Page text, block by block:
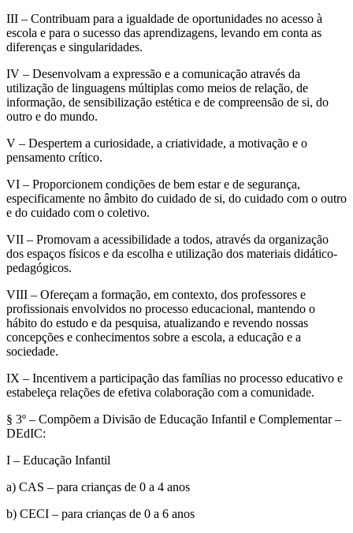
III – Contribuam para a igualdade de oportunidades no acesso à
escola e para o sucesso das aprendizagens, levando em conta as
diferenças e singularidades.
IV – Desenvolvam a expressão e a comunicação através da
utilização de linguagens múltiplas como meios de relação, de
informação, de sensibilização estética e de compreensão de si, do
outro e do mundo.
V – Despertem a curiosidade, a criatividade, a motivação e o
pensamento crítico.
VI – Proporcionem condições de bem estar e de segurança,
especificamente no âmbito do cuidado de si, do cuidado com o outro
e do cuidado com o coletivo.
VII – Promovam a acessibilidade a todos, através da organização
dos espaços físicos e da escolha e utilização dos materiais didático-
pedagógicos.
VIII – Ofereçam a formação, em contexto, dos professores e
profissionais envolvidos no processo educacional, mantendo o
hábito do estudo e da pesquisa, atualizando e revendo nossas
concepções e conhecimentos sobre a escola, a educação e a
sociedade.
IX – Incentivem a participação das famílias no processo educativo e
estabeleça relações de efetiva colaboração com a comunidade.
§ 3º – Compõem a Divisão de Educação Infantil e Complementar –
DEdIC:
I – Educação Infantil
a) CAS – para crianças de 0 a 4 anos
b) CECI – para crianças de 0 a 6 anos